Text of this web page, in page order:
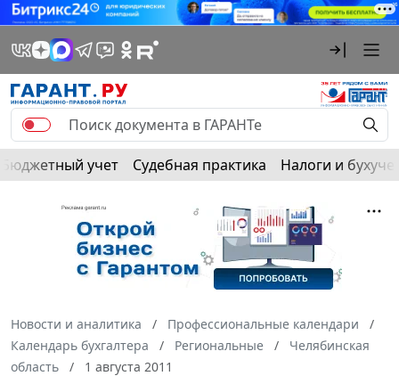
Бюджетный учет Судебная практика Налоги и
Новости и аналитика
Профессиональные календари
Календарь бухгалтера
Региональные
Челябинская
область
1 августа 2011